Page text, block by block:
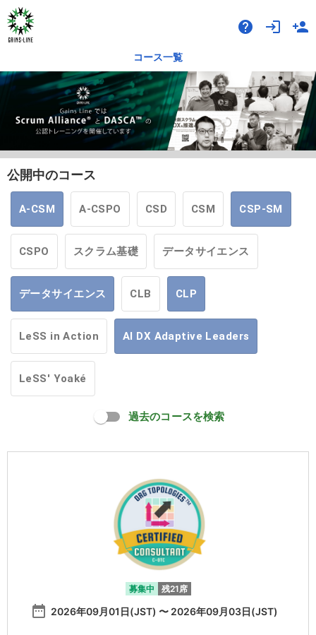
help login person_add
コース一覧
公開中のコース
A-CSM A-CSPO CSD CSM CSP-SM
CSPO スクラム基礎 データサイエンス
データサイエンス CLB CLP
LeSS in Action AI DX Adaptive Leaders
LeSS' Yoaké
過去のコースを検索
募集中 残21席
date_range 2026年09月01日(JST) 〜 2026年09月03日(JST)